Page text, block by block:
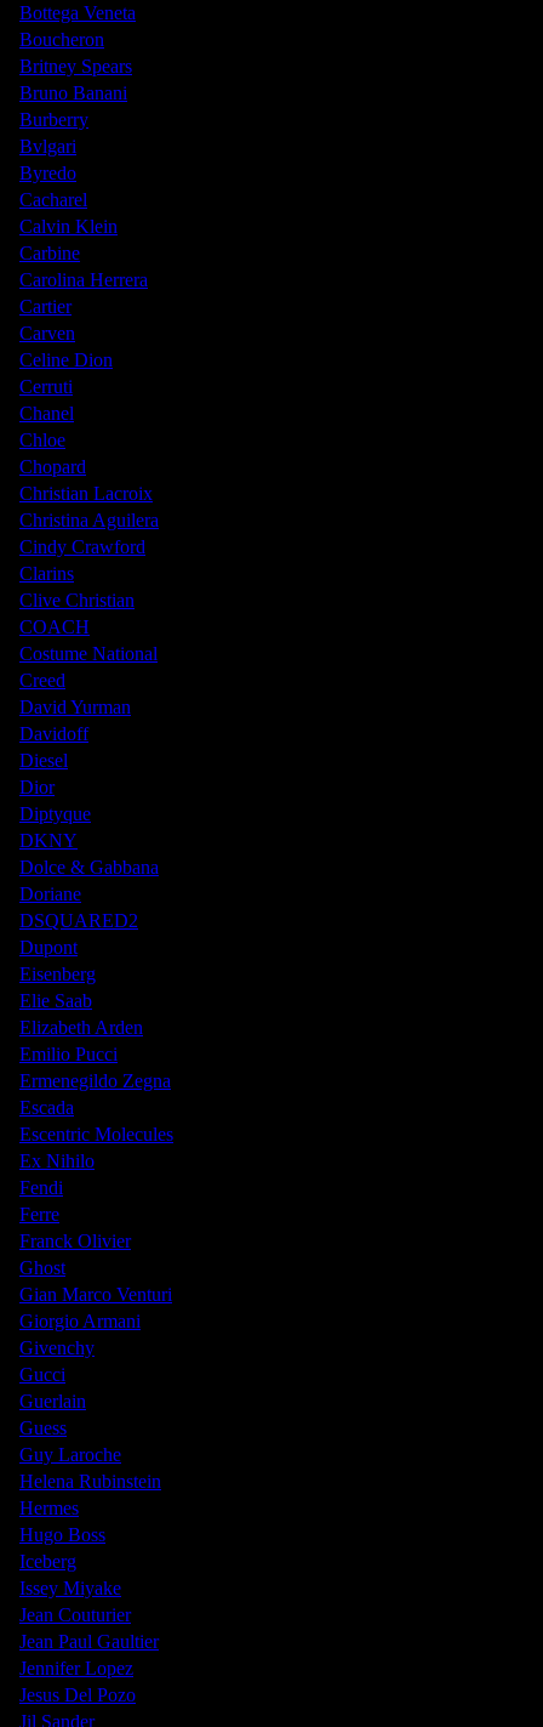
Bottega Veneta
Boucheron
Britney Spears
Bruno Banani
Burberry
Bvlgari
Byredo
Cacharel
Calvin Klein
Carbine
Carolina Herrera
Cartier
Carven
Celine Dion
Cerruti
Chanel
Chloe
Chopard
Christian Lacroix
Christina Aguilera
Cindy Crawford
Clarins
Clive Christian
COACH
Costume National
Creed
David Yurman
Davidoff
Diesel
Dior
Diptyque
DKNY
Dolce & Gabbana
Doriane
DSQUARED2
Dupont
Eisenberg
Elie Saab
Elizabeth Arden
Emilio Pucci
Ermenegildo Zegna
Escada
Escentric Molecules
Ex Nihilo
Fendi
Ferre
Franck Olivier
Ghost
Gian Marco Venturi
Giorgio Armani
Givenchy
Gucci
Guerlain
Guess
Guy Laroche
Helena Rubinstein
Hermes
Hugo Boss
Iceberg
Issey Miyake
Jean Couturier
Jean Paul Gaultier
Jennifer Lopez
Jesus Del Pozo
Jil Sander